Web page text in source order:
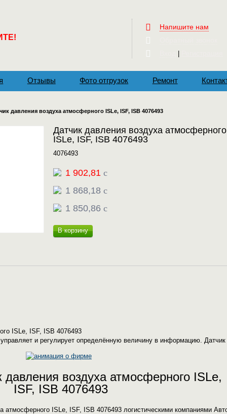
Напишите нам
|
Отзывы Фото отгрузок Ремонт
давления воздуха атмосферного ISLe, ISF, ISB 4076493
Датчик давления воздуха атмосферного
ISLe, ISF, ISB 4076493
4076493
1 902,81 c
1 868,18 c
1 850,86 c
В корзину
ISLe, ISF, ISB 4076493
и регулирует определённую величину в информацию.
давления воздуха атмосферного ISLe,
ISF, ISB 4076493
атмосферного ISLe, ISF, ISB 4076493 логистическими компаниями